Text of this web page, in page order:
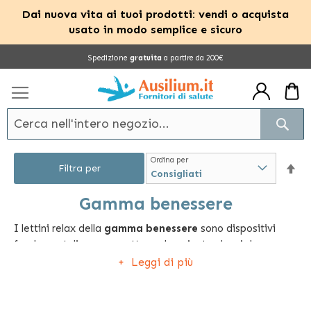
Dai nuova vita ai tuoi prodotti: vendi o acquista
usato in modo semplice e sicuro
Spedizione gratuita a partire da 200€
Gamma benessere
I lettini relax della gamma benessere sono dispositivi
fondamentali per permettere al paziente che si deve
sottoporre a una seduta di massaggi rilassanti o
Leggi di più
Ordina per
Filtra per